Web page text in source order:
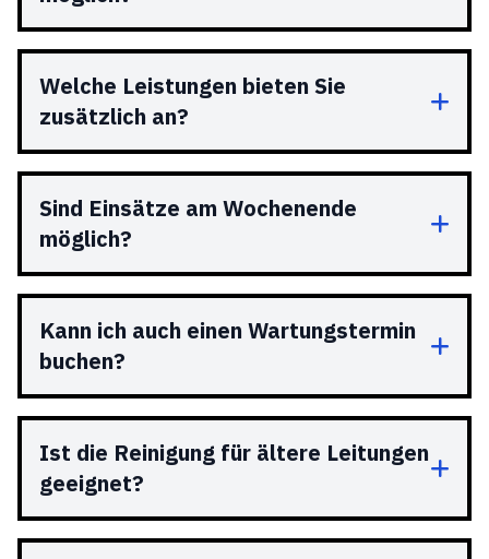
Welche Leistungen bieten Sie
zusätzlich an?
Sind Einsätze am Wochenende
möglich?
Kann ich auch einen Wartungstermin
buchen?
Ist die Reinigung für ältere Leitungen
geeignet?